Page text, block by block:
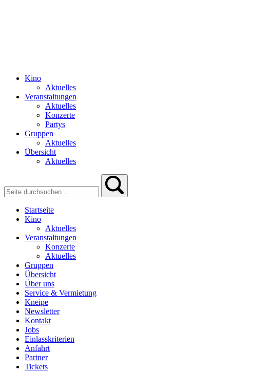
Kino
Aktuelles
Veranstaltungen
Aktuelles
Konzerte
Partys
Gruppen
Aktuelles
Übersicht
Aktuelles
Startseite
Kino
Aktuelles
Veranstaltungen
Konzerte
Aktuelles
Gruppen
Übersicht
Über uns
Service & Vermietung
Kneipe
Newsletter
Kontakt
Jobs
Einlasskriterien
Anfahrt
Partner
Tickets